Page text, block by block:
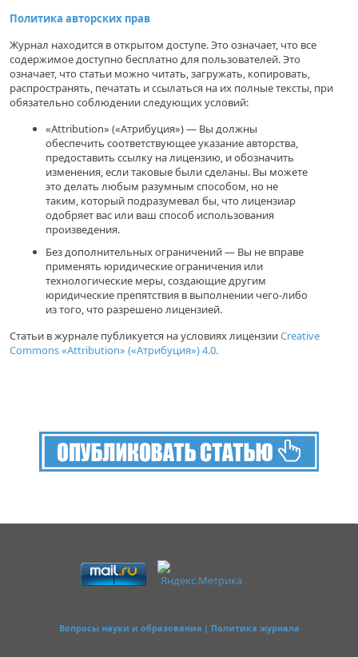
Политика авторских прав
Журнал находится в открытом доступе. Это означает, что все
содержимое доступно бесплатно для пользователей. Это
означает, что статьи можно читать, загружать, копировать,
распространять, печатать и ссылаться на их полные тексты, при
обязательно соблюдении следующих условий:
«Attribution» («Атрибуция») — Вы должны
обеспечить соответствующее указание авторства,
предоставить ссылку на лицензию, и обозначить
изменения, если таковые были сделаны. Вы можете
это делать любым разумным способом, но не
таким, который подразумевал бы, что лицензиар
одобряет вас или ваш способ использования
произведения.
Без дополнительных ограничений — Вы не вправе
применять юридические ограничения или
технологические меры, создающие другим
юридические препятствия в выполнении чего-либо
из того, что разрешено лицензией.
Статьи в журнале публикуется на условиях лицензииCreative
Commons «Attribution» («Атрибуция») 4.0.
Вопросы науки и образования | Политика журнала